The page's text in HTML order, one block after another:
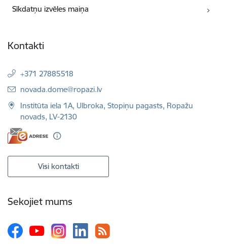
Sīkdatņu izvēles maiņa
Kontakti
+371 27885518
E-pasts:
novada.dome@ropazi.lv
Institūta iela 1A, Ulbroka, Stopiņu pagasts, Ropažu
novads, LV-2130
Visi kontakti
Sekojiet mums